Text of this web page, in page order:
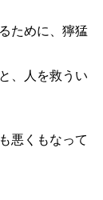
ために、獰猛
、人を救うい
悪くもなって